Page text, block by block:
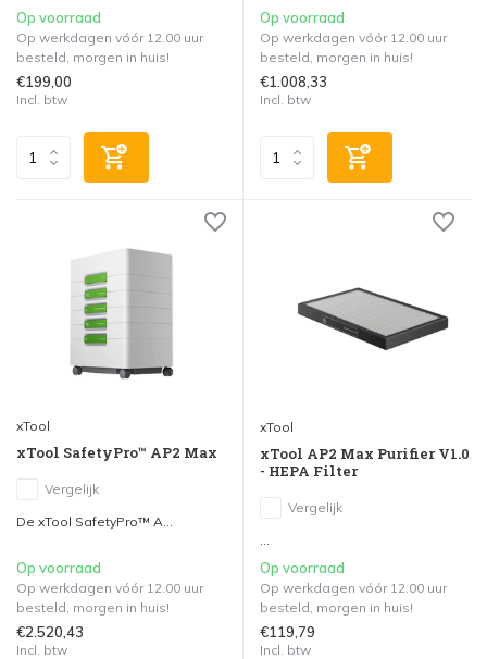
Op voorraad
Op werkdagen vóór 12.00 uur
besteld, morgen in huis!
€199,00
Incl. btw
Op voorraad
Op werkdagen vóór 12.00 uur
besteld, morgen in huis!
€1.008,33
Incl. btw
xTool
xTool SafetyPro™ AP2 Max
Vergelijk
De xTool SafetyPro™ A...
Op voorraad
Op werkdagen vóór 12.00 uur
besteld, morgen in huis!
€2.520,43
Incl. btw
xTool
xTool AP2 Max Purifier V1.0
- HEPA Filter
Vergelijk
Op voorraad
Op werkdagen vóór 12.00 uur
besteld, morgen in huis!
€119,79
Incl. btw